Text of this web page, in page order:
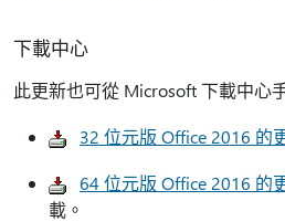
下載中心
此更新也可從 Microsoft 下載中心
32 位元版 Office 2016 的
64 位元版 Office 2016 的
載。